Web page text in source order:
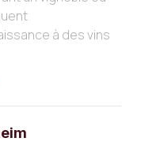
à des vins